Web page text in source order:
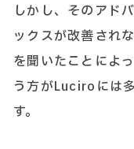
しかし、そのアド
ックスが改善され
を聞いたことによ
う方がLuciroには
す。